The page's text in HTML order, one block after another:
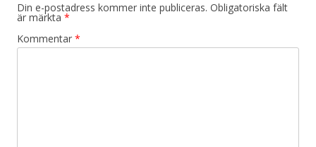
Din e-postadress kommer inte publiceras. Obligatoriska fält
är märkta *
Kommentar *